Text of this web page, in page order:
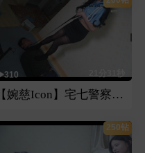
310
【婉慈Icon】宅七警察审犯人
250钻